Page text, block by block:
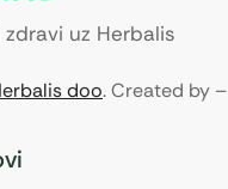
uz Herbalis
doo. Created by –